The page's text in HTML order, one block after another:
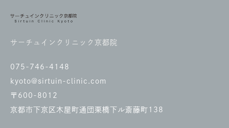
サーチュインクリニック京都院
075-746-4148
kyoto@sirtuin-clinic.com
〒600-8012
京都市下京区木屋町通団栗橋下ル斎藤町138